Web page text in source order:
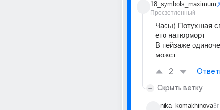
18_symbols_maximum
Просветленный
Часы) Потухшая
ето натюрморт
В пейзаже
может
2
Скрыть ветку
nika_komakhinova3г